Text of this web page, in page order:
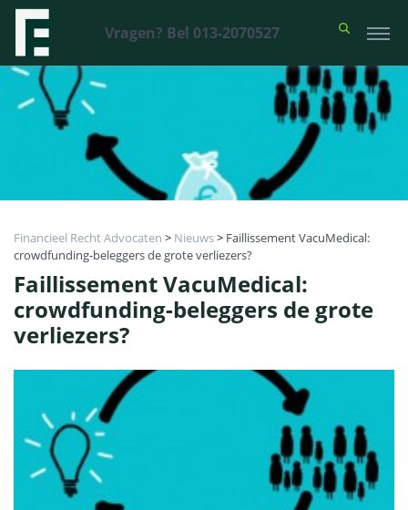
Vragen? Bel 013-2070527
Financieel Recht Advocaten > Nieuws> Faillissement VacuMedical:
crowdfunding-beleggers de grote verliezers?
Faillissement VacuMedical:
crowdfunding-beleggers de grote
verliezers?